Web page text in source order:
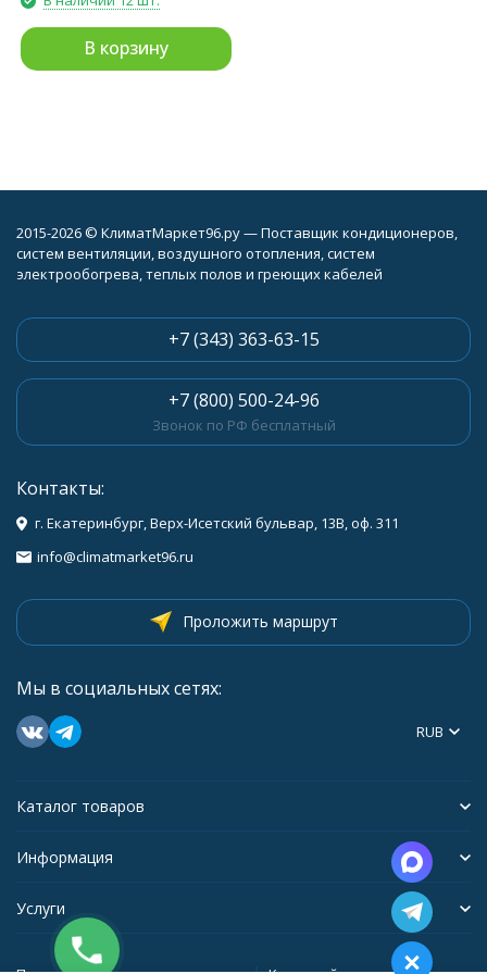
В корзину
2015-2026 © КлиматМаркет96.ру — Поставщик кондиционеров,
систем вентиляции, воздушного отопления, систем
электрообогрева, теплых полов и греющих кабелей
+7 (343) 363-63-15
+7 (800) 500-24-96
Звонок по РФ бесплатный
Контакты:
г. Екатеринбург, Верх-Исетский бульвар, 13В, оф. 311
info@climatmarket96.ru
Проложить маршрут
Мы в социальных сетях:
RUB
Каталог товаров
Информация
Услуги